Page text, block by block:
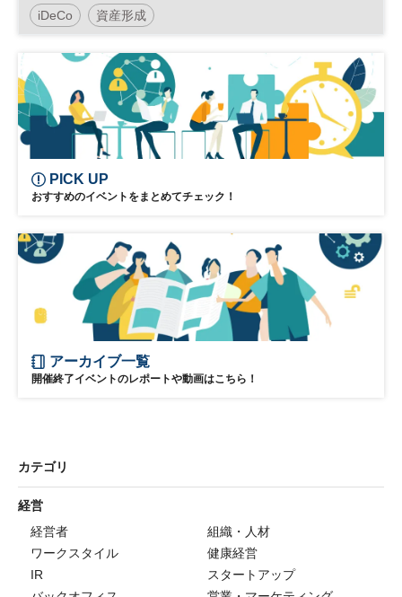
iDeCo 資産形成
PICK UP
おすすめのイベントをまとめてチェック！
アーカイブ一覧
開催終了イベントのレポートや動画はこちら！
カテゴリ
経営
経営者
組織・人材
ワークスタイル
健康経営
IR
スタートアップ